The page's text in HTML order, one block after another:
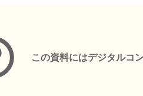
この資料にはデジタルコ